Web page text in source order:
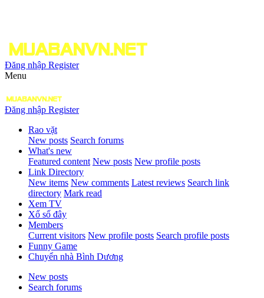
Đăng nhập Register
Menu
Đăng nhập Register
Rao vặt
New posts Search forums
What's new
Featured content New posts New profile posts
Link Directory
New items New comments Latest reviews Search link
directory Mark read
Xem TV
Xổ số đây
Members
Current visitors New profile posts Search profile posts
Funny Game
Chuyển nhà Bình Dương
New posts
Search forums